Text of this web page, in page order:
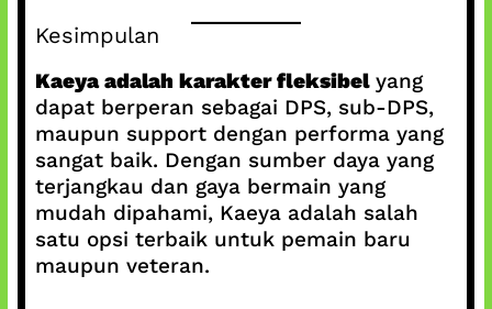
Kesimpulan
Kaeya adalah karakter fleksibelyang
dapat berperan sebagai DPS, sub-DPS,
maupun support dengan performa yang
sangat baik. Dengan sumber daya yang
terjangkau dan gaya bermain yang
mudah dipahami, Kaeya adalah salah
satu opsi terbaik untuk pemain baru
maupun veteran.